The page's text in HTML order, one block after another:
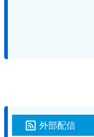
外部配信